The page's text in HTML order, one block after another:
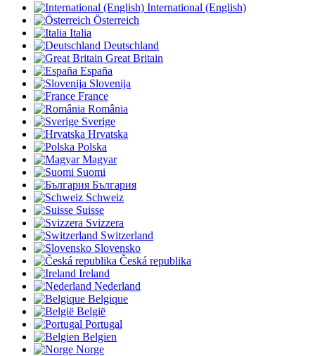
International (English)
Österreich
Italia
Deutschland
Great Britain
España
Slovenija
France
România
Sverige
Hrvatska
Polska
Magyar
Suomi
България
Schweiz
Suisse
Svizzera
Switzerland
Slovensko
Česká republika
Ireland
Nederland
Belgique
België
Portugal
Belgien
Norge